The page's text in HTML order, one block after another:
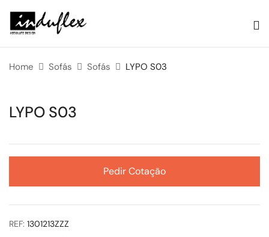
Home Sofás Sofás LYPO S03
LYPO S03
Pedir Cotação
REF: 1301213ZZZ